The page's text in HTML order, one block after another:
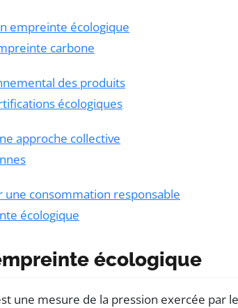
empreinte écologique
carbone
des produits
écologiques
approche collective
une consommation responsable
écologique
écologique
une mesure de la pression exercée par